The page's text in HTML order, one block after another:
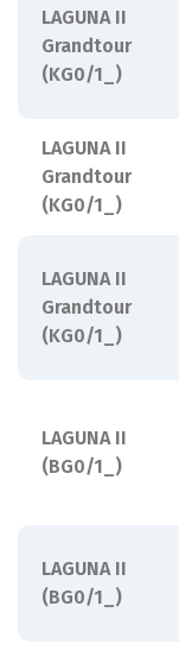
LAGUNA II
Grandtour
(KG0/1_)
LAGUNA II
Grandtour
(KG0/1_)
LAGUNA II
Grandtour
(KG0/1_)
LAGUNA II
(BG0/1_)
LAGUNA II
(BG0/1_)